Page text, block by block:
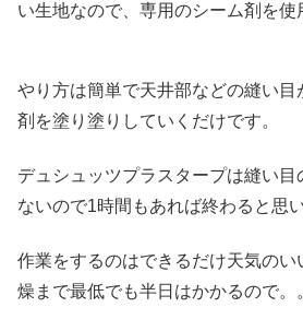
い生地なので、専用のシーム剤を使
やり方は簡単で天井部などの縫い目
剤を塗り塗りしていくだけです。
デュシュッツプラスタープは縫い目
ないので1時間もあれば終わると思い
作業をするのはできるだけ天気の
燥まで最低でも半日はかかるので。